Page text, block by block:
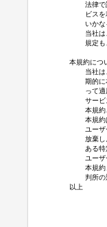
法律で
ビス
いかな
当社
規定も
本規約につ
当社
期的に
って
サービ
本規約
本規約
ユー
放棄し
ある
ユー
本規約
判所の
以上